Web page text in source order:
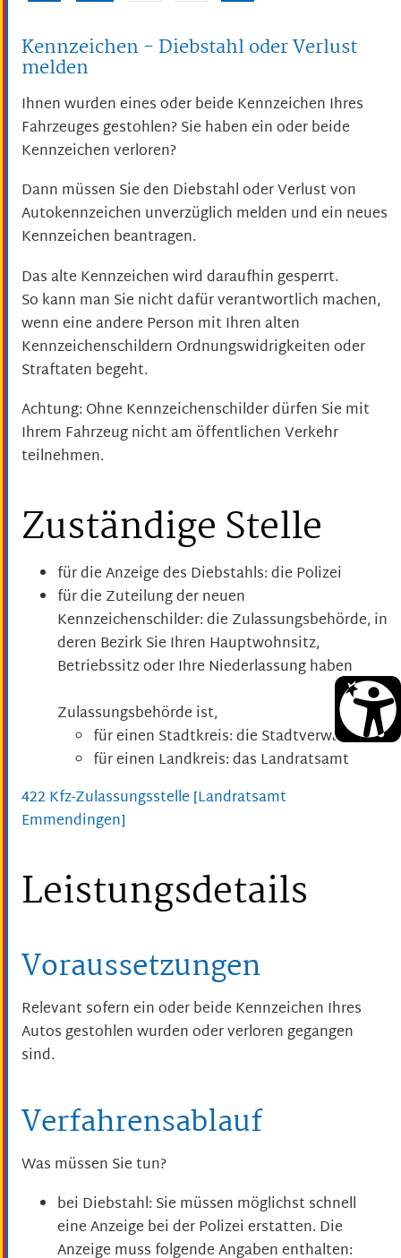
Kennzeichen - Diebstahl oder Verlust
melden
Ihnen wurden eines oder beide Kennzeichen Ihres
Fahrzeuges gestohlen? Sie haben ein oder beide
Kennzeichen verloren?
Dann müssen Sie den Diebstahl oder Verlust von
Autokennzeichen unverzüglich melden und ein neues
Kennzeichen beantragen.
Das alte Kennzeichen wird daraufhin gesperrt.
So kann man Sie nicht dafür verantwortlich machen,
wenn eine andere Person mit Ihren alten
Kennzeichenschildern Ordnungswidrigkeiten oder
Straftaten begeht.
Achtung: Ohne Kennzeichenschilder dürfen Sie mit
Ihrem Fahrzeug nicht am öffentlichen Verkehr
teilnehmen.
Zuständige Stelle
für die Anzeige des Diebstahls: die Polizei
für die Zuteilung der neuen
Kennzeichenschilder: die Zulassungsbehörde, in
deren Bezirk Sie Ihren Hauptwohnsitz,
Betriebssitz oder Ihre Niederlassung haben
Zulassungsbehörde ist,
für einen Stadtkreis: die Stadtverwaltung
für einen Landkreis: das Landratsamt
422 Kfz-Zulassungsstelle [Landratsamt
Emmendingen]
Leistungsdetails
Voraussetzungen
Relevant sofern ein oder beide Kennzeichen Ihres
Autos gestohlen wurden oder verloren gegangen
sind.
Verfahrensablauf
Was müssen Sie tun?
bei Diebstahl: Sie müssen möglichst schnell
eine Anzeige bei der Polizei erstatten. Die
Anzeige muss folgende Angaben enthalten: